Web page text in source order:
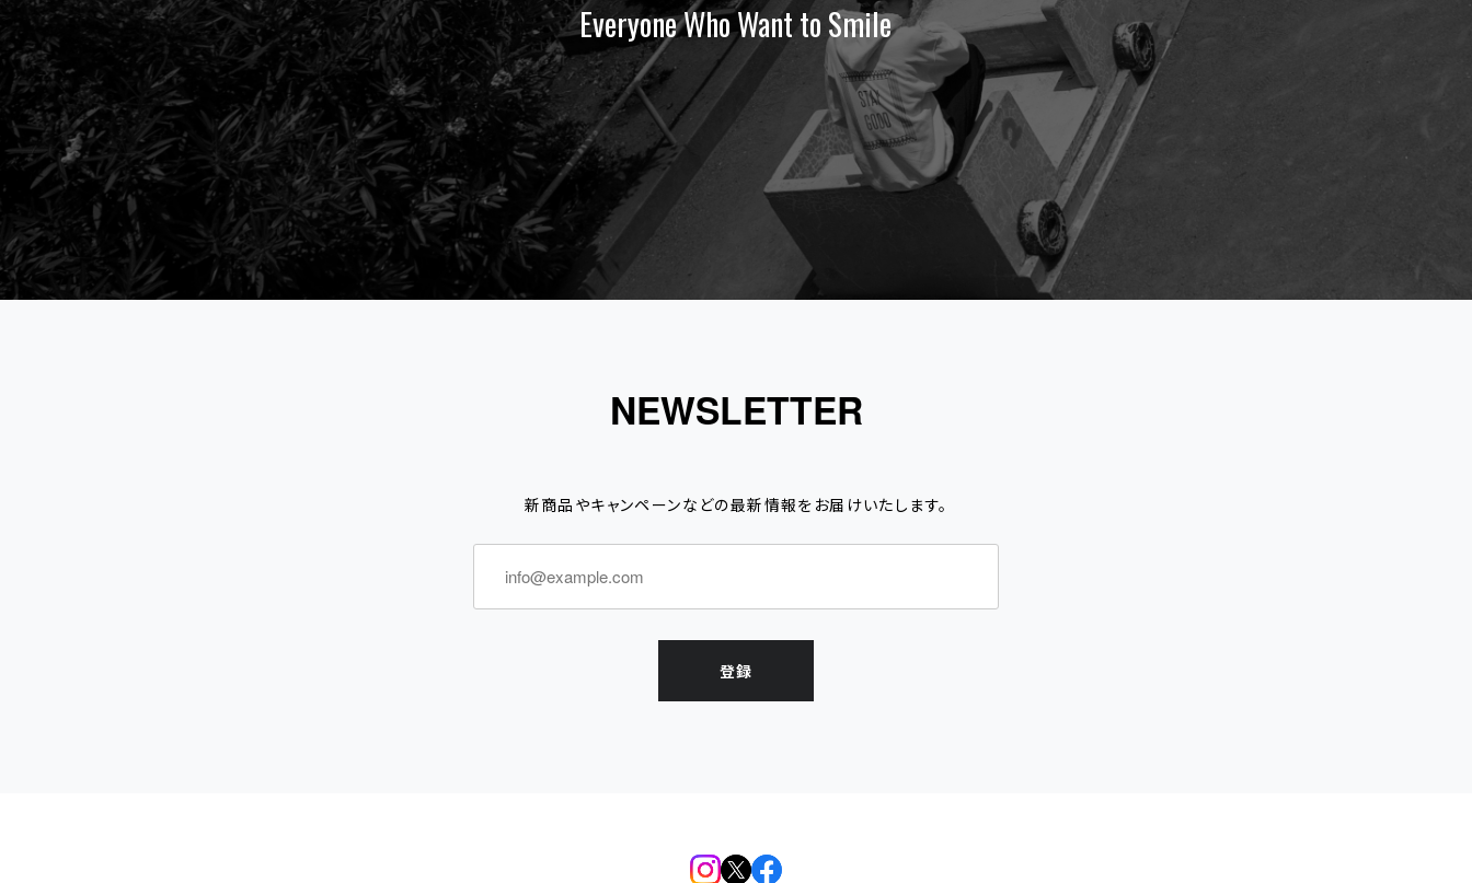
Everyone Who Want to Smile
NEWSLETTER
新商品やキャンペーンなどの最新情報をお届けいたします。
登録